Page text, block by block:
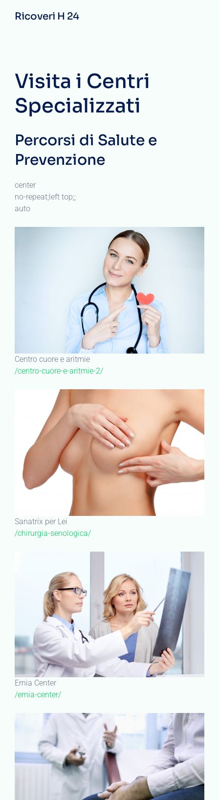
Ricoveri H 24
Visita i Centri
Specializzati
Percorsi di Salute e
Prevenzione
center
no-repeat;left top;;
auto
Centro cuore e aritmie
/centro-cuore-e-aritmie-2/
Sanatrix per Lei
/chirurgia-senologica/
Ernia Center
/ernia-center/